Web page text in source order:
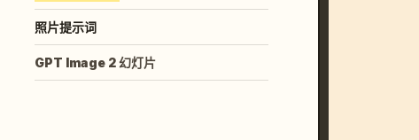
照片提示词
GPT Image 2 幻灯片